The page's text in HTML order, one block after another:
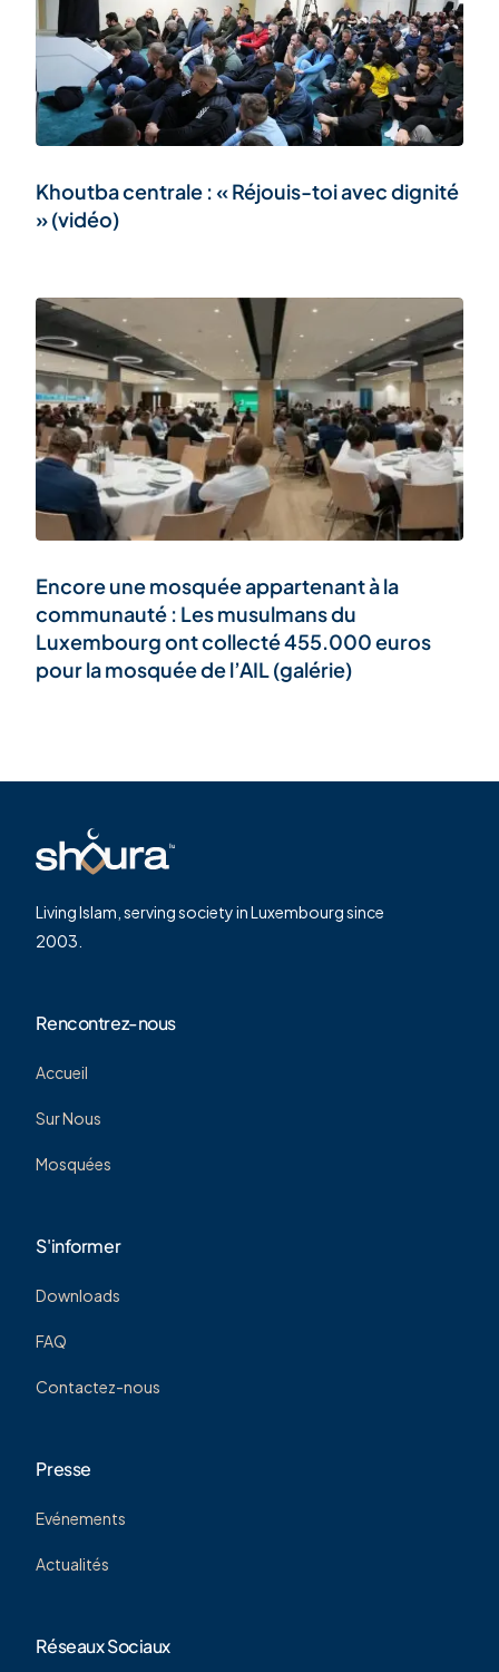
Khoutba centrale : « Réjouis-toi avec dignité
» (vidéo)
Encore une mosquée appartenant à la
communauté : Les musulmans du
Luxembourg ont collecté 455.000 euros
pour la mosquée de l’AIL (galérie)
Living Islam, serving society in Luxembourg since
2003.
Rencontrez-nous
Accueil
Sur Nous
Mosquées
S'informer
Downloads
FAQ
Contactez-nous
Presse
Evénements
Actualités
Réseaux Sociaux